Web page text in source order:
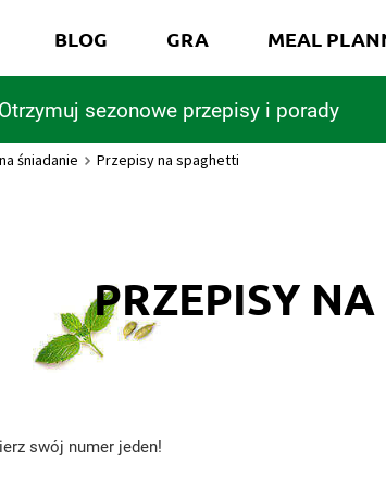
sezonowe przepisy i porady
BLOG GRA MEAL
śniadanie Przepisy na spaghetti
PRZEPISY
swój numer jeden!